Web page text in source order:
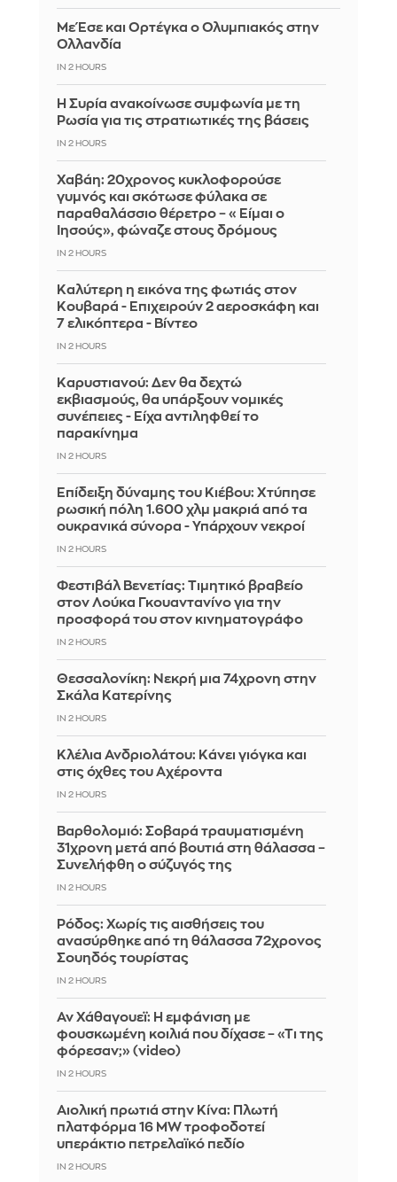
Με Έσε και Ορτέγκα ο Ολυμπιακός στην
Ολλανδία
IN 2 HOURS
Η Συρία ανακοίνωσε συμφωνία με τη
Ρωσία για τις στρατιωτικές της βάσεις
IN 2 HOURS
Χαβάη: 20χρονος κυκλοφορούσε
γυμνός και σκότωσε φύλακα σε
παραθαλάσσιο θέρετρο – «Είμαι ο
Ιησούς», φώναζε στους δρόμους
IN 2 HOURS
Καλύτερη η εικόνα της φωτιάς στον
Κουβαρά - Επιχειρούν 2 αεροσκάφη και
7 ελικόπτερα - Βίντεο
IN 2 HOURS
Καρυστιανού: Δεν θα δεχτώ
εκβιασμούς, θα υπάρξουν νομικές
συνέπειες - Είχα αντιληφθεί το
παρακίνημα
IN 2 HOURS
Επίδειξη δύναμης του Κιέβου: Χτύπησε
ρωσική πόλη 1.600 χλμ μακριά από τα
ουκρανικά σύνορα - Υπάρχουν νεκροί
IN 2 HOURS
Φεστιβάλ Βενετίας: Τιμητικό βραβείο
στον Λούκα Γκουαντανίνο για την
προσφορά του στον κινηματογράφο
IN 2 HOURS
Θεσσαλονίκη: Νεκρή μια 74χρονη στην
Σκάλα Κατερίνης
IN 2 HOURS
Κλέλια Ανδριολάτου: Κάνει γιόγκα και
στις όχθες του Αχέροντα
IN 2 HOURS
Βαρθολομιό: Σοβαρά τραυματισμένη
31χρονη μετά από βουτιά στη θάλασσα –
Συνελήφθη ο σύζυγός της
IN 2 HOURS
Ρόδος: Χωρίς τις αισθήσεις του
ανασύρθηκε από τη θάλασσα 72χρονος
Σουηδός τουρίστας
IN 2 HOURS
Αν Χάθαγουεϊ: Η εμφάνιση με
φουσκωμένη κοιλιά που δίχασε – «Τι της
φόρεσαν;» (video)
IN 2 HOURS
Αιολική πρωτιά στην Κίνα: Πλωτή
πλατφόρμα 16 MW τροφοδοτεί
υπεράκτιο πετρελαϊκό πεδίο
IN 2 HOURS